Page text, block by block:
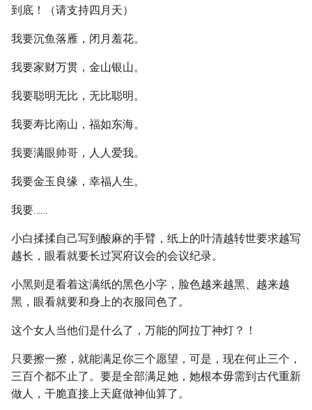
到底！（请支持四月天）
我要沉鱼落雁，闭月羞花。
我要家财万贯，金山银山。
我要聪明无比，无比聪明。
我要寿比南山，福如东海。
我要满眼帅哥，人人爱我。
我要金玉良缘，幸福人生。
我要……
小白揉揉自己写到酸麻的手臂，纸上的叶清越转世要求越写
越长，眼看就要长过冥府议会的会议纪录。
小黑则是看着这满纸的黑色小字，脸色越来越黑、越来越
黑，眼看就要和身上的衣服同色了。
这个女人当他们是什么了，万能的阿拉丁神灯？！
只要擦一擦，就能满足你三个愿望，可是，现在何止三个，
三百个都不止了。要是全部满足她，她根本毋需到古代重新
做人，干脆直接上天庭做神仙算了。